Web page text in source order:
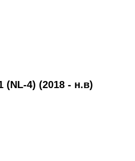
(NL-4) (2018 - н.в)